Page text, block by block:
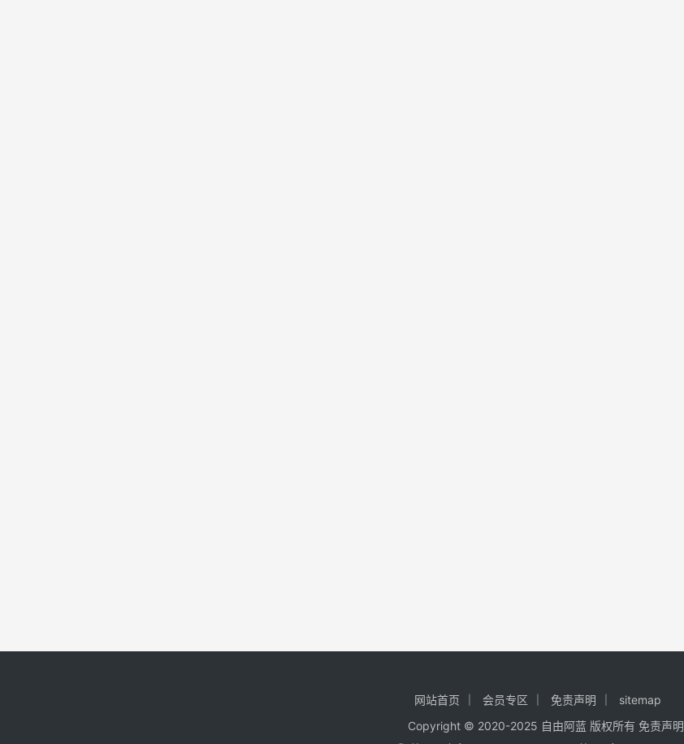
网站首页 会员专区 免责声明
sitemap
Copyright © 2020-2025 自由阿蓝 版权所有 免责声明